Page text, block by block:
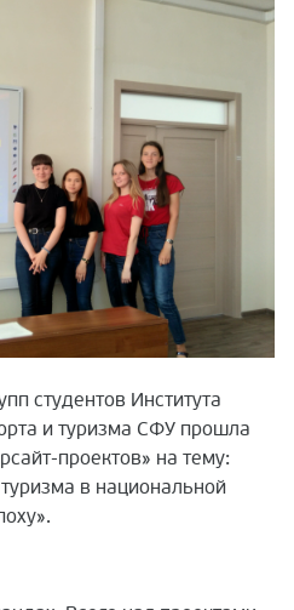
студентов Института
и туризма СФУ прошла
проектов» на тему:
в национальной